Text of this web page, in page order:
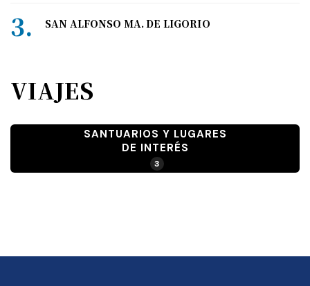
SAN ALFONSO MA. DE LIGORIO
VIAJES
SANTUARIOS Y LUGARES
DE INTERÉS
3